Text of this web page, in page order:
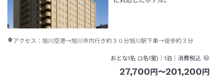
アクセス： 旭川空港→旭川市内行き約３０分旭川駅下車→徒歩約３分
おとな1名 (2名1室)｜1泊 ｜消費税込
27,700円〜201,200円